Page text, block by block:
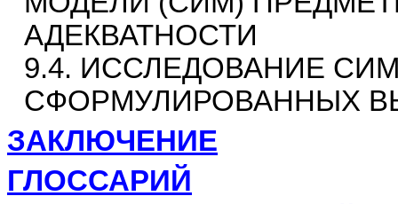
АДЕКВАТНОСТИ
9.4. ИССЛЕДОВАНИЕ
СФОРМУЛИРОВАННЫХ
ЗАКЛЮЧЕНИЕ
ГЛОССАРИЙ